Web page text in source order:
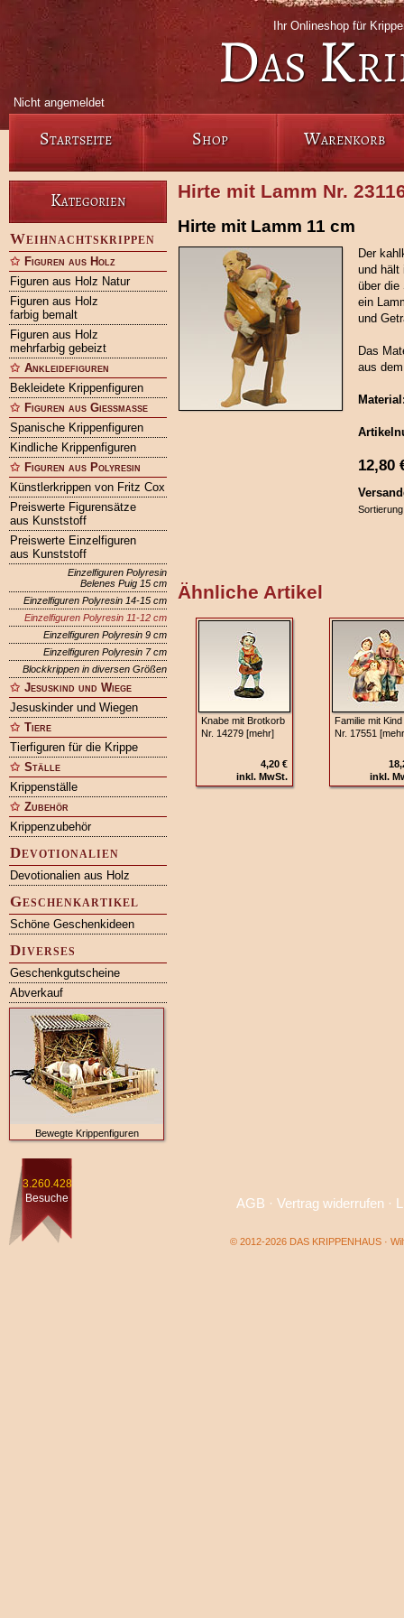
Ihr Onlineshop für
Das
Nicht angemeldet
Startseite Shop Warenkorb
Kategorien
Weihnachtskrippen
Figuren aus Holz
Figuren aus Holz Natur
Figuren aus Holz
farbig bemalt
Figuren aus Holz
mehrfarbig gebeizt
Ankleidefiguren
Bekleidete Krippenfiguren
Figuren aus Gießmasse
Spanische Krippenfiguren
Kindliche Krippenfiguren
Figuren aus Polyresin
Künstlerkrippen von Fritz Cox
Preiswerte Figurensätze
aus Kunststoff
Preiswerte Einzelfiguren
aus Kunststoff
Einzelfiguren Polyresin
Belenes Puig 15 cm
Einzelfiguren Polyresin 14-15 cm
Einzelfiguren Polyresin 11-12 cm
Einzelfiguren Polyresin 9 cm
Einzelfiguren Polyresin 7 cm
Blockkrippen in diversen Größen
Jesuskind und Wiege
Jesuskinder und Wiegen
Tiere
Tierfiguren für die Krippe
Ställe
Krippenställe
Zubehör
Krippenzubehör
Devotionalien
Devotionalien aus Holz
Geschenkartikel
Schöne Geschenkideen
Diverses
Geschenkgutscheine
Abverkauf
Bewegte Krippenfiguren
Hirte mit Lamm Nr.
Hirte mit Lamm 11 cm
Der
und hält
über die
ein
und
Das
aus
12,80
Ähnliche Artikel
Knabe mit Brotkorb
Nr. 14279 [mehr]
4,20 €
inkl. MwSt.
Familie mit Kind
Nr. 17551
inkl.
3.260.428
Besuche
AGB · Vertrag widerrufen·
© 2012-2026 DAS KRIPPENHAUS ·